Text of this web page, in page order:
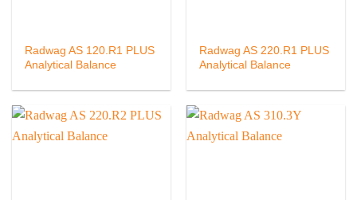
Radwag AS 120.R1 PLUS
Analytical Balance
Radwag AS 220.R1 PLUS
Analytical Balance